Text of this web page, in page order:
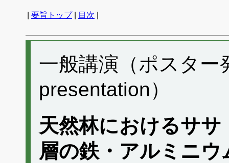
要旨トップ| 目次
一般講演（ポスタ
presentation）
天然林におけるサ
層の鉄・アルミニ